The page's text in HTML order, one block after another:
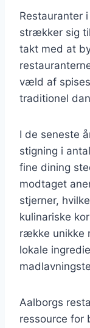
Restauranter
strækker sig
takt med at
væld af
traditionel
I de seneste
stigning i
fine dining
modtaget
stjerner,
kulinariske
række unikke
lokale
Aalborgs
ressource for